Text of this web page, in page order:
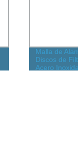
Malla de
Discos de
Acero